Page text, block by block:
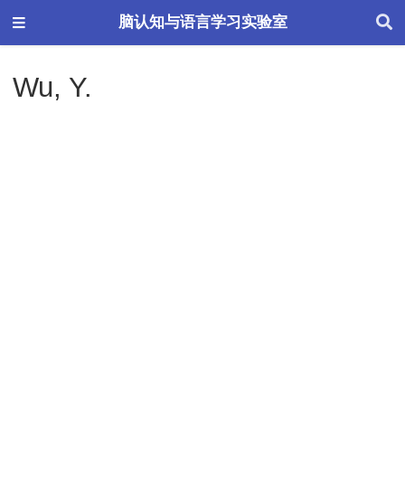
脑认知与语言学习实验室
Wu, Y.